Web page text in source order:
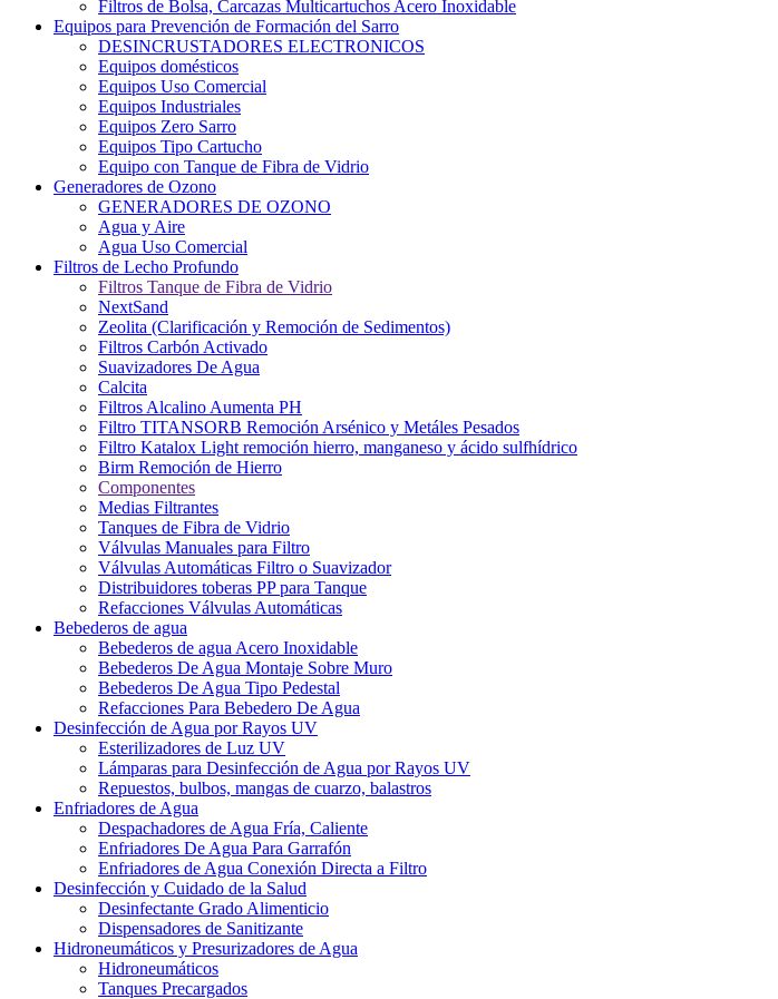
Filtros de Bolsa, Carcazas Multicartuchos Acero Inoxidable
Equipos para Prevención de Formación del Sarro
DESINCRUSTADORES ELECTRONICOS
Equipos domésticos
Equipos Uso Comercial
Equipos Industriales
Equipos Zero Sarro
Equipos Tipo Cartucho
Equipo con Tanque de Fibra de Vidrio
Generadores de Ozono
GENERADORES DE OZONO
Agua y Aire
Agua Uso Comercial
Filtros de Lecho Profundo
Filtros Tanque de Fibra de Vidrio
NextSand
Zeolita (Clarificación y Remoción de Sedimentos)
Filtros Carbón Activado
Suavizadores De Agua
Calcita
Filtros Alcalino Aumenta PH
Filtro TITANSORB Remoción Arsénico y Metáles Pesados
Filtro Katalox Light remoción hierro, manganeso y ácido sulfhídrico
Birm Remoción de Hierro
Componentes
Medias Filtrantes
Tanques de Fibra de Vidrio
Válvulas Manuales para Filtro
Válvulas Automáticas Filtro o Suavizador
Distribuidores toberas PP para Tanque
Refacciones Válvulas Automáticas
Bebederos de agua
Bebederos de agua Acero Inoxidable
Bebederos De Agua Montaje Sobre Muro
Bebederos De Agua Tipo Pedestal
Refacciones Para Bebedero De Agua
Desinfección de Agua por Rayos UV
Esterilizadores de Luz UV
Lámparas para Desinfección de Agua por Rayos UV
Repuestos, bulbos, mangas de cuarzo, balastros
Enfriadores de Agua
Despachadores de Agua Fría, Caliente
Enfriadores De Agua Para Garrafón
Enfriadores de Agua Conexión Directa a Filtro
Desinfección y Cuidado de la Salud
Desinfectante Grado Alimenticio
Dispensadores de Sanitizante
Hidroneumáticos y Presurizadores de Agua
Hidroneumáticos
Tanques Precargados